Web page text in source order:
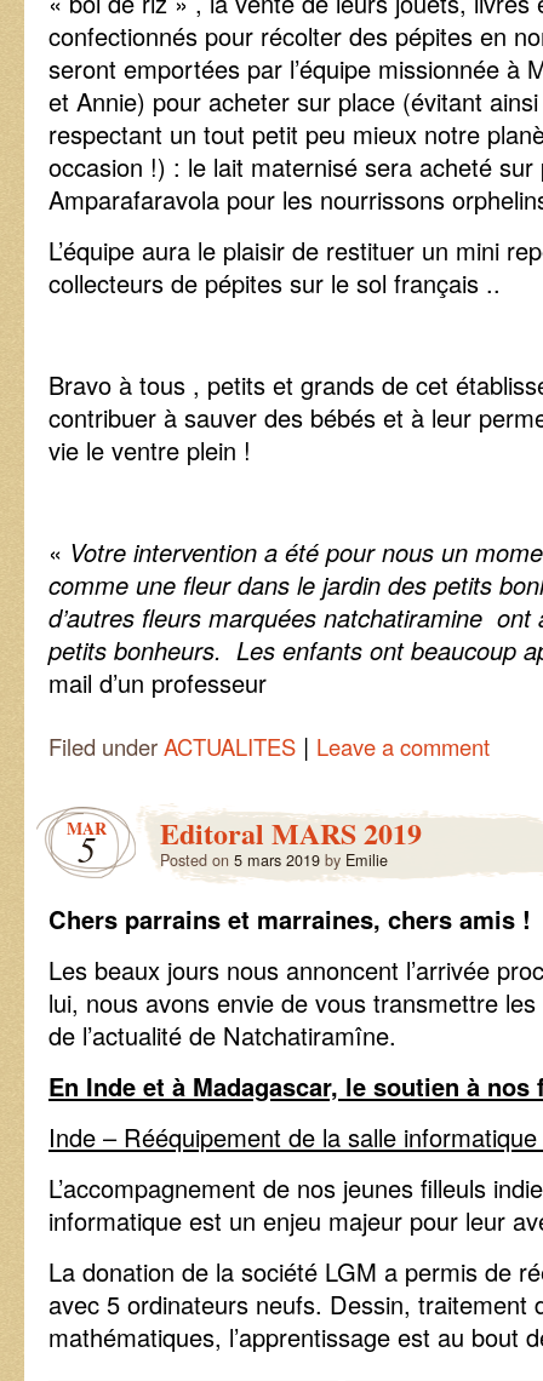
confectionnés pour récolter des pépites en
seront emportées par l’équipe missionnée à
et Annie) pour acheter sur place (évitant
respectant un tout petit peu mieux notre
occasion !) : le lait maternisé sera acheté
Amparafaravola pour les nourrissons
L’équipe aura le plaisir de restituer un mini
collecteurs de pépites sur le sol français ..
Bravo à tous , petits et grands de cet
contribuer à sauver des bébés et à leur
vie le ventre plein !
« Votre intervention a été pour nous un
comme une fleur dans le jardin des petits
d’autres fleurs marquées natchatiramine
petits bonheurs. Les enfants ont beaucoup
mail d’un professeur
Filed underACTUALITES | Leave a comment
MAR
5 Editoral MARS 2019
Posted on 5 mars 2019 by Emilie
Chers parrains et marraines, chers amis !
Les beaux jours nous annoncent l’arrivée
lui, nous avons envie de vous transmettre
de l’actualité de Natchatiramîne.
En Inde et à Madagascar, le soutien à
Inde – Rééquipement de la salle informatique
L’accompagnement de nos jeunes filleuls
informatique est un enjeu majeur pour leur
La donation de la société LGM a permis de
avec 5 ordinateurs neufs. Dessin, traitement
mathématiques, l’apprentissage est au bout